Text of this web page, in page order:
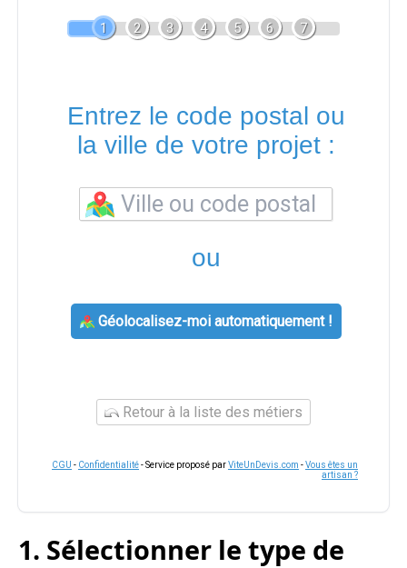
1 2 3 4 5 6 7
Entrez le code postal ou
la ville de votre projet :
ou
Géolocalisez-moi automatiquement !
Retour à la liste des métiers
CGU - Confidentialité- Service proposé parViteUnDevis.com -Vous êtes un
artisan ?
1. Sélectionner le type de